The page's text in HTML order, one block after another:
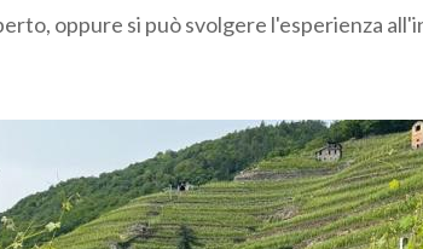
oppure si può svolgere l'esperienza